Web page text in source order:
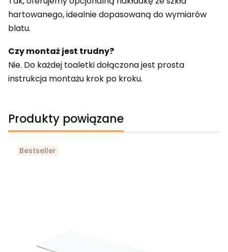
hartowanego, idealnie dopasowaną do wymiarów
blatu.
Czy montaż jest trudny?
Nie. Do każdej toaletki dołączona jest prosta
instrukcja montażu krok po kroku.
Produkty powiązane
Bestseller